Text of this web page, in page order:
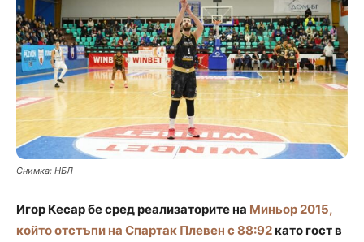
Снимка: НБЛ
Игор Кесар бе сред реализаторите на Миньор 2015,
който отстъпи на Спартак Плевен с 88:92като гост в